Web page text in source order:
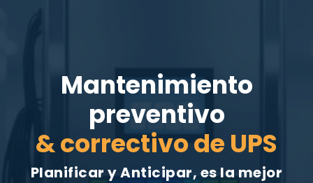
Mantenimiento
preventivo
& correctivo de UPS
Planificar y Anticipar, es la mejor